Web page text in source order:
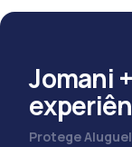
Jomani
Protege Aluguel